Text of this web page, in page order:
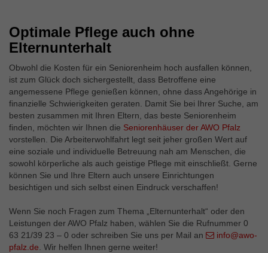
Optimale Pflege auch ohne
Elternunterhalt
Obwohl die Kosten für ein Seniorenheim hoch ausfallen können,
ist zum Glück doch sichergestellt, dass Betroffene eine
angemessene Pflege genießen können, ohne dass Angehörige in
finanzielle Schwierigkeiten geraten. Damit Sie bei Ihrer Suche, am
besten zusammen mit Ihren Eltern, das beste Seniorenheim
finden, möchten wir Ihnen die Seniorenhäuser der AWO Pfalz
vorstellen. Die Arbeiterwohlfahrt legt seit jeher großen Wert auf
eine soziale und individuelle Betreuung nah am Menschen, die
sowohl körperliche als auch geistige Pflege mit einschließt. Gerne
können Sie und Ihre Eltern auch unsere Einrichtungen
besichtigen und sich selbst einen Eindruck verschaffen!
Wenn Sie noch Fragen zum Thema „Elternunterhalt“ oder den
Leistungen der AWO Pfalz haben, wählen Sie die Rufnummer 0
63 21/39 23 – 0 oder schreiben Sie uns per Mail an
info@awo-
pfalz.de . Wir helfen Ihnen gerne weiter!